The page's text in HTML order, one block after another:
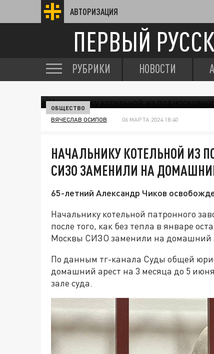
АВТОРИЗАЦИЯ
ПЕРВЫЙ
РУБРИКИ НОВОСТИ
ОБЩЕСТВО
ВЯЧЕСЛАВ ОСИПОВ 06 МАРТА 2024 18:40
НАЧАЛЬНИКУ КОТЕЛЬНОЙ ИЗ
СИЗО ЗАМЕНИЛИ НА
65-летний Александр Чиков
Начальнику котельной патронного
после того, как без тепла в январе
Москвы СИЗО заменили на домашний
По данным тг-канала Суды общей
домашний арест на 3 месяца до 5
зале суда.